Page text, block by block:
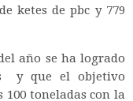
ketes de pbc y 779
año se ha logrado
y que el objetivo
toneladas con la